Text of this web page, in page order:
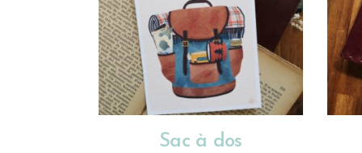
AJOUTER AU PANIER
Sac à dos